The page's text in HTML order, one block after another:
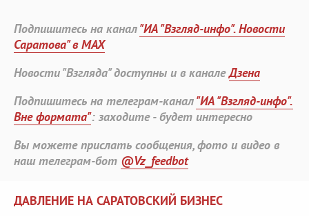
Подпишитесь на канал"ИА "Взгляд-инфо". Новости
Саратова" в MAX
Новости "Взгляда" доступны и в каналеДзена
Подпишитесь на телеграм-канал"ИА "Взгляд-инфо".
Вне формата": заходите - будет интересно
Вы можете прислать сообщения, фото и видео в
наш телеграм-бот @Vz_feedbot
ДАВЛЕНИЕ НА САРАТОВСКИЙ БИЗНЕС